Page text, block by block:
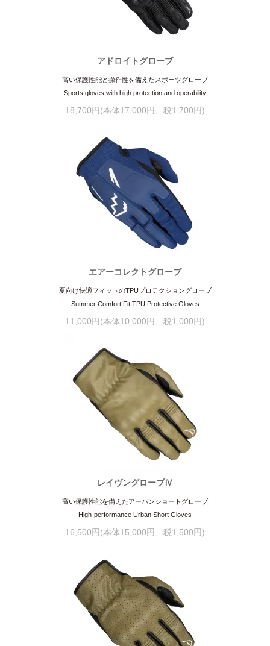
アドロイトグローブ
高い保護性能と操作性を備えたスポーツグローブ
Sports gloves with high protection and operability
18,700円(本体17,000円、税1,700円)
エアーコレクトグローブ
夏向け快適フィットのTPUプロテクショングローブ
Summer Comfort Fit TPU Protective Gloves
11,000円(本体10,000円、税1,000円)
レイヴングローブⅣ
高い保護性能を備えたアーバンショートグローブ
High-performance Urban Short Gloves
16,500円(本体15,000円、税1,500円)